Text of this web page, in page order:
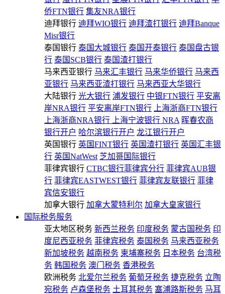
侨FTN银行 集友NRA银行
迪拜银行 迪拜WIO银行 迪拜渣打银行 迪拜Banque
Misr银行
泰国银行 泰国大城银行 泰国开泰银行 泰国盘古银
行 泰国SCB银行 泰国渣打银行
马来西亚银行 马来汇丰银行 马来华侨银行 马来西
亚银行 马来西亚渣打银行 马来西亚大华银行
大陆银行 光大银行 浦发银行 中银FTN银行 平安离
岸NRA银行 平安离岸FTN银行
上海浙商FTN银行
上海浙商NRA银行
上海宁波银行 NRA 晖春农商
银行开户 哈尔滨银行开户 龙江银行开户
英国银行 英国FINT银行 英国渣打银行 英国汇丰银
行 英国NatWest 芝加哥国际银行
菲律宾银行 CTBC银行菲律宾分行 菲律宾AUB银
行 菲律宾EASTWEST银行 菲律宾友联银行 菲律
宾信安银行
加拿大银行 加拿大蒙特利尔 加拿大皇家银行
国际税务服务
亚太地区税务 新西兰税务 印度税务 蒙古国税务 印
度尼西亚税务 菲律宾税务 泰国税务 马来西亚税务
新加坡税务 越南税务 柬埔寨税务 日本税务 台湾税
务 韩国税务 澳门税务 香港税务
欧洲税务 北爱尔兰税务 葡萄牙税务 捷克税务 立陶
宛税务 卢森堡税务 土耳其税务 塞浦路斯税务 马耳